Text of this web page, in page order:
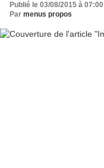
Publié le 03/08/2015 à 07:00
Par menus propos